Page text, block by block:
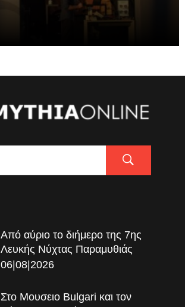
Από αύριο το διήμερο της 7ης
Λευκής Νύχτας Παραμυθιάς
06|08|2026
Στο Μουσειο Bulgari και τον